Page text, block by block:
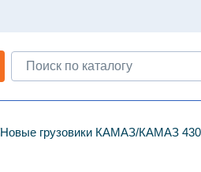
Новые грузовики КАМАЗ КАМАЗ